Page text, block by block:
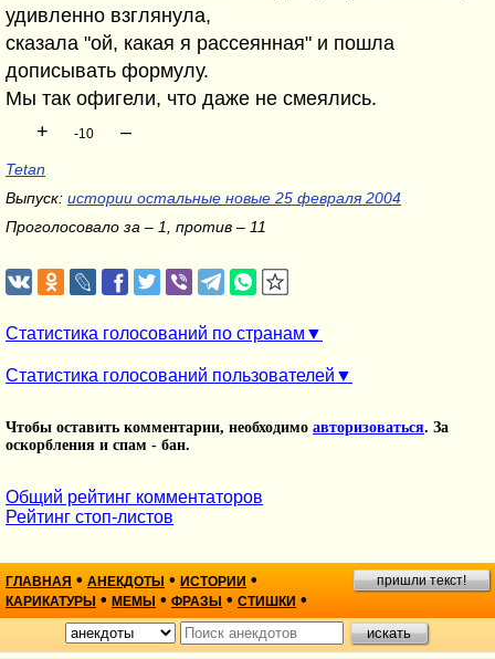
удивленно взглянула,
сказала "ой, какая я рассеянная" и пошла
дописывать формулу.
Мы так офигели, что даже не смеялись.
+
-10 –
Tetan
Выпуск: истории остальные новые 25 февраля 2004
Проголосовало за – 1, против – 11
Статистика голосований по странам
Статистика голосований пользователей
Чтобы оставить комментарии, необходимо авторизоваться. За
оскорбления и спам - бан.
Общий рейтинг комментаторов
Рейтинг стоп-листов
ГЛАВНАЯ • АНЕКДОТЫ • ИСТОРИИ •
КАРИКАТУРЫ • МЕМЫ • ФРАЗЫ • СТИШКИ •
пришли текст!